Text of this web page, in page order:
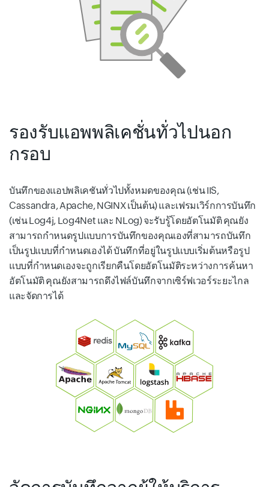
รองรับแอพพลิเคชั่นทั่วไปนอก
กรอบ
บันทึกของแอปพลิเคชันทั่วไปทั้งหมดของคุณ (เช่น IIS,
Cassandra, Apache, NGINX เป็นต้น) และเฟรมเวิร์กการบันทึก
(เช่น Log4j, Log4Net และ NLog) จะรับรู้โดยอัตโนมัติ คุณยัง
สามารถกำหนดรูปแบบการบันทึกของคุณเองที่สามารถบันทึก
เป็นรูปแบบที่กำหนดเองได้ บันทึกที่อยู่ในรูปแบบเริ่มต้นหรือรูป
แบบที่กำหนดเองจะถูกเรียกคืนโดยอัตโนมัติระหว่างการค้นหา
อัตโนมัติ คุณยังสามารถดึงไฟล์บันทึกจากเซิร์ฟเวอร์ระยะไกล
และจัดการได้